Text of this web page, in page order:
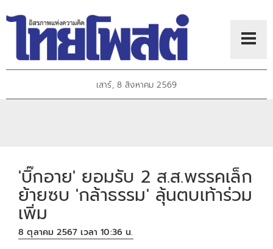
เสาร์, 8 สิงหาคม 2569
'บิ๊กอาย' ยอมรับ 2 ส.ส.พรรคเล็ก
ย้ายซบ 'กล้าธรรม' ลุ้นตบเท้าร่วม
เพิ่ม
8 ตุลาคม 2567 เวลา 10:36 น.